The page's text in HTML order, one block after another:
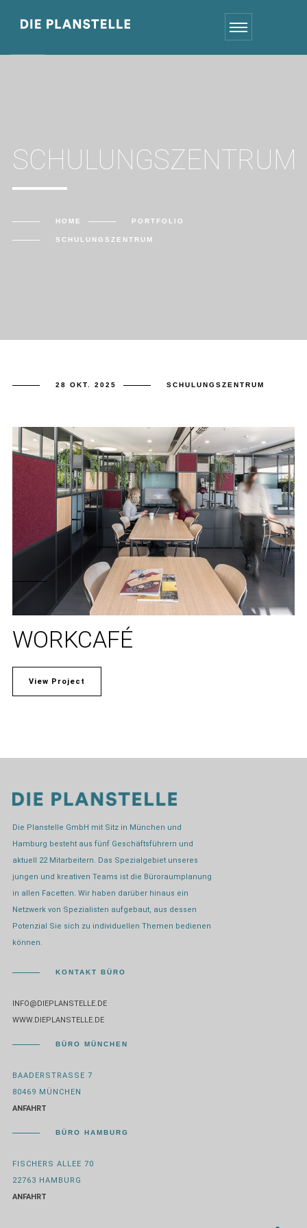
SCHULUNGSZENTRUM
HOME PORTFOLIO
SCHULUNGSZENTRUM
28 OKT. 2025 SCHULUNGSZENTRUM
WORKCAFÉ
View Project
Die Planstelle GmbH mit Sitz in München und
Hamburg besteht aus fünf Geschäftsführern und
aktuell 22 Mitarbeitern. Das Spezialgebiet unseres
jungen und kreativen Teams ist die Büroraumplanung
in allen Facetten. Wir haben darüber hinaus ein
Netzwerk von Spezialisten aufgebaut, aus dessen
Potenzial Sie sich zu individuellen Themen bedienen
können.
KONTAKT BÜRO
INFO@DIEPLANSTELLE.DE
WWW.DIEPLANSTELLE.DE
BÜRO MÜNCHEN
BAADERSTRASSE 7
80469 MÜNCHEN
ANFAHRT
BÜRO HAMBURG
FISCHERS ALLEE 70
22763 HAMBURG
ANFAHRT